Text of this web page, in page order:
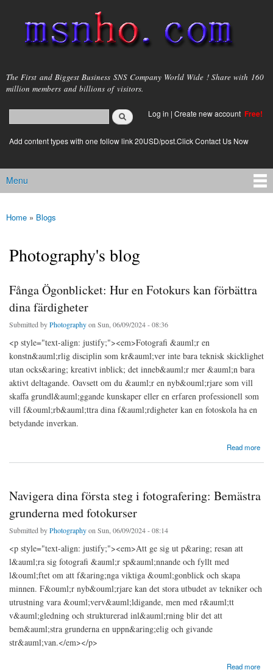
main
content
msnho.com
The First and Biggest Business SNS Company World Wide ! Share with 160
million members and billions of visitors.
Search form
login link
Log in | Create new account Free!
Add content types with one follow link 20USD/post.Click Contact Us Now
Main menu
Menu
You are here
Home » Blogs
Photography's blog
Fånga Ögonblicket: Hur en Fotokurs kan förbättra
dina färdigheter
Submitted byPhotographyon Sun, 06/09/2024 - 08:36
<p style="text-align: justify;"><em>Fotografi &auml;r en
konstn&auml;rlig disciplin som kr&auml;ver inte bara teknisk skicklighet
utan ocks&aring; kreativt inblick; det inneb&auml;r mer &auml;n bara
aktivt deltagande. Oavsett om du &auml;r en nyb&ouml;rjare som vill
skaffa grundl&auml;ggande kunskaper eller en erfaren professionell som
vill f&ouml;rb&auml;ttra dina f&auml;rdigheter kan en fotoskola ha en
betydande inverkan.
Read more
Navigera dina första steg i fotografering: Bemästra
grunderna med fotokurser
Submitted byPhotographyon Sun, 06/09/2024 - 08:14
<p style="text-align: justify;"><em>Att ge sig ut p&aring; resan att
l&auml;ra sig fotografi &auml;r sp&auml;nnande och fyllt med
l&ouml;ftet om att f&aring;nga viktiga &ouml;gonblick och skapa
minnen. F&ouml;r nyb&ouml;rjare kan det stora utbudet av tekniker och
utrustning vara &ouml;verv&auml;ldigande, men med r&auml;tt
v&auml;gledning och strukturerad inl&auml;rning blir det att
bem&auml;stra grunderna en uppn&aring;elig och givande
str&auml;van.</em></p>
Read more
about Navigera dina första steg i fotografering: Bemästra grunderna med fotokurser